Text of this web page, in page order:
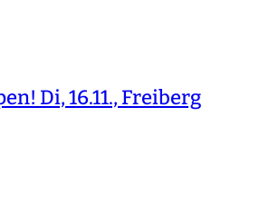
Di, 16.11., Freiberg